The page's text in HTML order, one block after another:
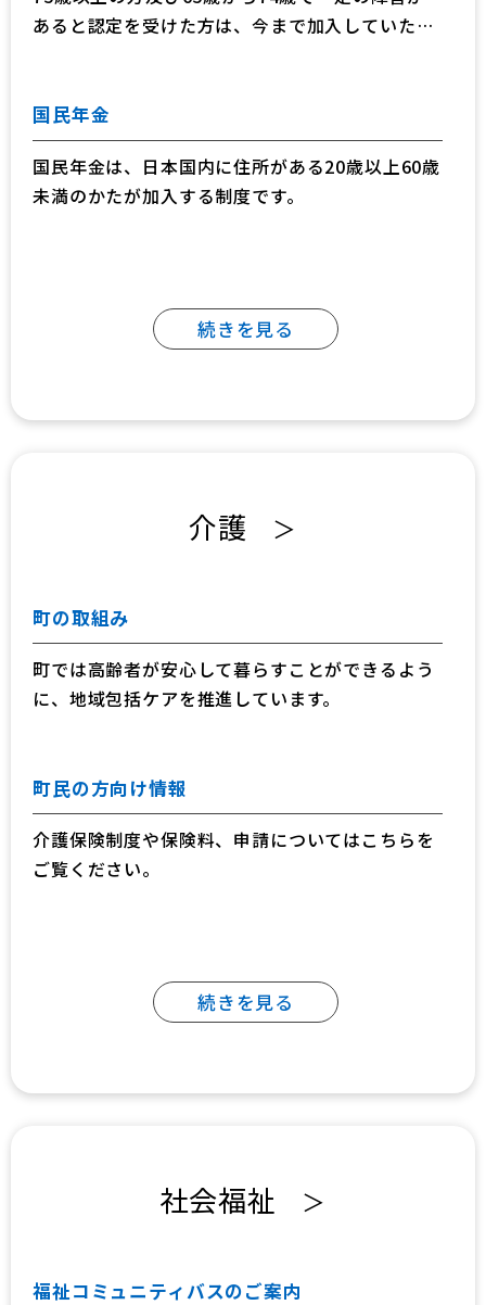
あると認定を受けた方は、今まで加入していた医
います。
国民年金
国民年金は、日本国内に住所がある20歳以上60歳
未満のかたが加入する制度です。
続きを見る
介護 ＞
町の取組み
町では高齢者が安心して暮らすことができるよう
に、地域包括ケアを推進しています。
町民の方向け情報
介護保険制度や保険料、申請についてはこちらを
ご覧ください。
続きを見る
社会福祉 ＞
福祉コミュニティバスのご案内